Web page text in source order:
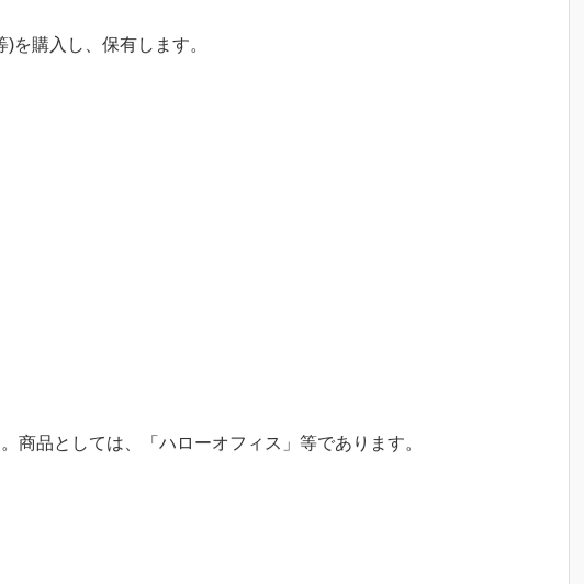
購入し、保有します。
品としては、「ハローオフィス」等であります。